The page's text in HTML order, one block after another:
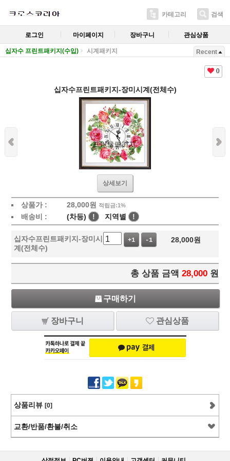
카테고리 검색
로그인 마이페이지 장바구니 관심상품
십자수 프린트패키지(수입) 시계패키지 Recent
0
십자수프린트패키지-장미시계(전체수)
상세보기
상품가 : 28,000원 적립금:1%
배송비 : (차등) ! 지역별 !
십자수프린트패키지-장미시
계(전체수)
+1 -1 28,000원
총 상품 금액 28,000 원
구매하기
장바구니 관심상품
상품리뷰 [0]
교환/반품/환불/취소